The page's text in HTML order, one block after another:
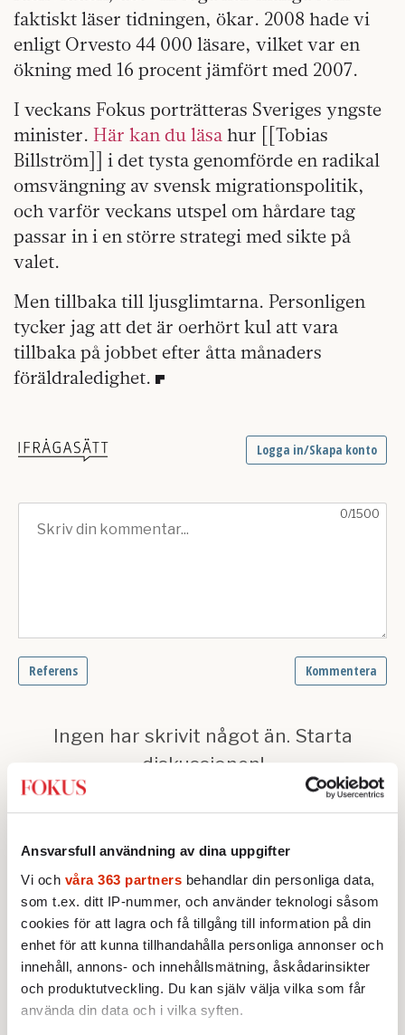
Ansvarsfull användning av dina uppgifter
Vi och våra 363 partners behandlar din personliga data,
som t.ex. ditt IP-nummer, och använder teknologi såsom
cookies för att lagra och få tillgång till information på din
enhet för att kunna tillhandahålla personliga annonser och
innehåll, annons- och innehållsmätning, åskådarinsikter
och produktutveckling. Du kan själv välja vilka som får
använda din data och i vilka syften.
faktiskt läser tidningen, ökar. 2008 hade vi
enligt Orvesto 44 000 läsare, vilket var en
ökning med 16 procent jämfört med 2007.
I veckans Fokus porträtteras Sveriges yngste
minister. Här kan du läsa hur [[Tobias
Billström]] i det tysta genomförde en radikal
omsvängning av svensk migrationspolitik,
och varför veckans ut­spel om hårdare tag
passar in i en större stra­tegi med sikte på
valet.
Men tillbaka till ljusglimtarna. Personligen
tycker jag att det är oerhört kul att vara
tillbaka på jobbet efter åtta månaders
föräldraledighet.
Text: Karin Pettersson
Publicerad 2009-02-19
Ingår i nummer 2009-08
Redaktionsbloggen
Fokus
Konjunktur